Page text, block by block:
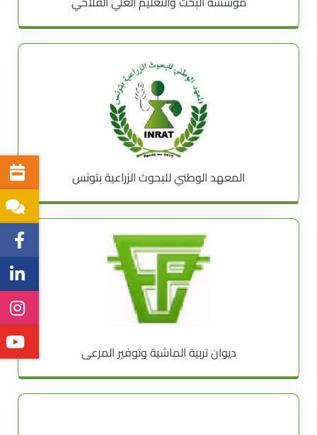
المعهد الوطني للبحوث الزراعية بتونس
ديوان تربية الماشية وتوفير المرعى